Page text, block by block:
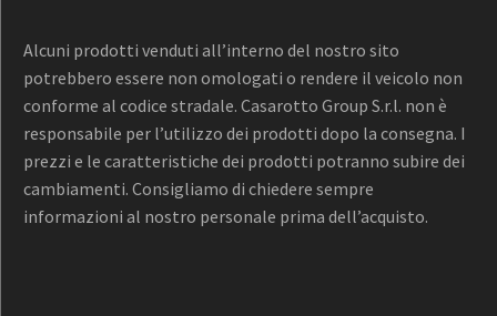
Alcuni prodotti venduti all’interno del nostro sito
potrebbero essere non omologati o rendere il veicolo non
conforme al codice stradale. Casarotto Group S.r.l. non è
responsabile per l’utilizzo dei prodotti dopo la consegna. I
prezzi e le caratteristiche dei prodotti potranno subire dei
cambiamenti. Consigliamo di chiedere sempre
informazioni al nostro personale prima dell’acquisto.